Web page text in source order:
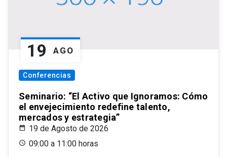
19 AGO
Conferencias
Seminario: “El Activo que Ignoramos: Cómo
el envejecimiento redefine talento,
mercados y estrategia”
19 de Agosto de 2026
09:00 a 11:00 horas